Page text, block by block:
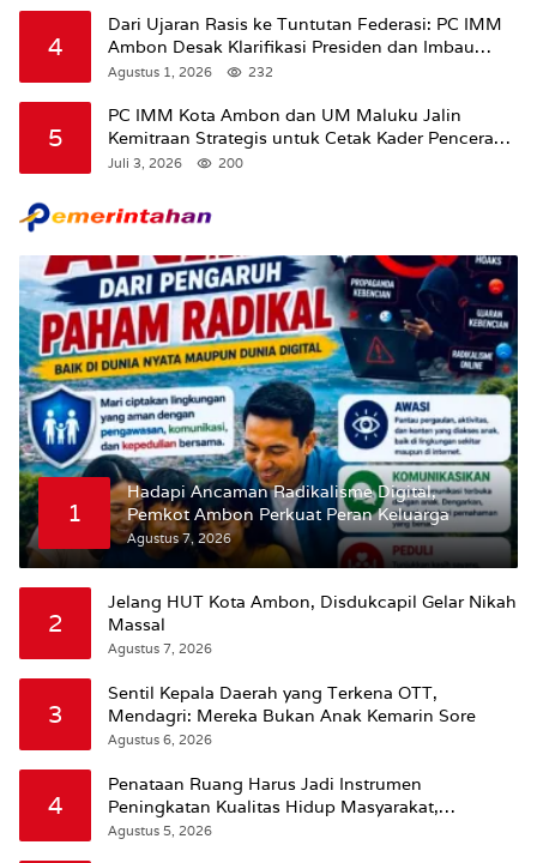
4
Dari Ujaran Rasis ke Tuntutan Federasi: PC IMM
Ambon Desak Klarifikasi Presiden dan Imbau
Tunda Pengibaran Bendera Merah Putih Di
Agustus 1, 2026 232
5
PC IMM Kota Ambon dan UM Maluku Jalin
Kemitraan Strategis untuk Cetak Kader Pencerah
Bangsa “Membangun Peradaban dari Kampus”
Juli 3, 2026 200
1
Hadapi Ancaman Radikalisme Digital,
Pemkot Ambon Perkuat Peran Keluarga
Agustus 7, 2026
2
Jelang HUT Kota Ambon, Disdukcapil Gelar Nikah
Massal
Agustus 7, 2026
3
Sentil Kepala Daerah yang Terkena OTT,
Mendagri: Mereka Bukan Anak Kemarin Sore
Agustus 6, 2026
4
Penataan Ruang Harus Jadi Instrumen
Peningkatan Kualitas Hidup Masyarakat,
Wattimena: Revisi RT-RW Ditetapkan Pemkot
Agustus 5, 2026